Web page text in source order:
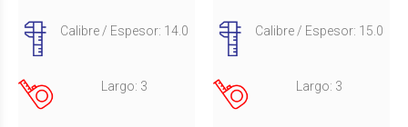
Calibre / Espesor: 14.0
Largo: 3
Calibre / Espesor: 15.0
Largo: 3